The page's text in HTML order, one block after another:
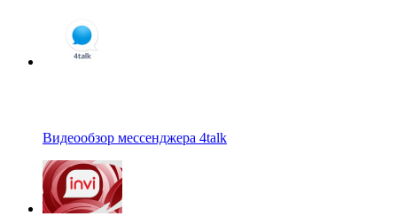
Видеообзор мессенджера 4talk